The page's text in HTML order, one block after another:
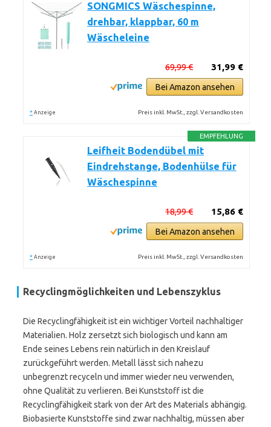
SONGMICS Wäschespinne,
drehbar, klappbar, 60 m
Wäscheleine
31,99 €
69,99 €
Bei Amazon ansehen
* Anzeige Preis inkl. MwSt., zzgl. Versandkosten
EMPFEHLUNG
Leifheit Bodendübel mit
Eindrehstange, Bodenhülse für
Wäschespinne
15,86 €
18,99 €
Bei Amazon ansehen
* Anzeige Preis inkl. MwSt., zzgl. Versandkosten
Recyclingmöglichkeiten und Lebenszyklus
Die Recyclingfähigkeit ist ein wichtiger Vorteil nachhaltiger
Materialien. Holz zersetzt sich biologisch und kann am
Ende seines Lebens rein natürlich in den Kreislauf
zurückgeführt werden. Metall lässt sich nahezu
unbegrenzt recyceln und immer wieder neu verwenden,
ohne Qualität zu verlieren. Bei Kunststoff ist die
Recyclingfähigkeit stark von der Art des Materials abhängig.
Biobasierte Kunststoffe sind zwar nachhaltig, müssen aber